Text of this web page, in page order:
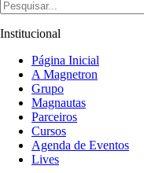
Institucional
Página Inicial
A Magnetron
Grupo
Magnautas
Parceiros
Cursos
Agenda de Eventos
Lives